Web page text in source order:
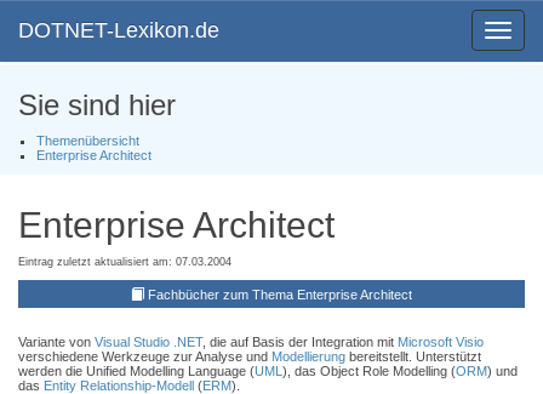
Toggle
DOTNET-Lexikon.de
Sie sind hier
Themenübersicht
Enterprise Architect
Enterprise Architect
Eintrag zuletzt aktualisiert am: 07.03.2004
Fachbücher zum Thema Enterprise Architect
Variante von Visual Studio .NET, die auf Basis der Integration mit Microsoft Visio
verschiedene Werkzeuge zur Analyse und Modellierung bereitstellt. Unterstützt
werden die Unified Modelling Language (UML ), das Object Role Modelling (ORM) und
das Entity Relationship-Modell (ERM).